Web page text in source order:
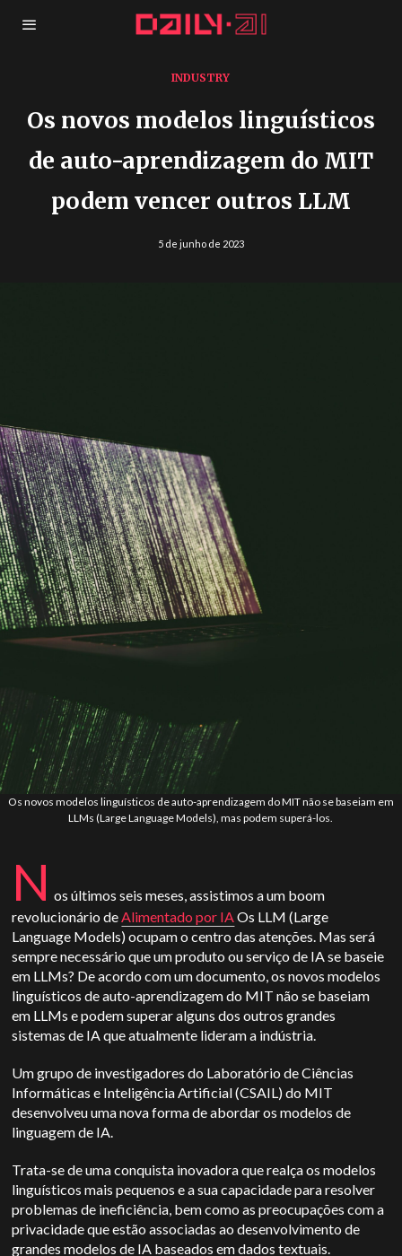
INDUSTRY
Os novos modelos linguísticos
de auto-aprendizagem do MIT
podem vencer outros LLM
5 de junho de 2023
Os novos modelos linguísticos de auto-aprendizagem do MIT não se baseiam em
LLMs (Large Language Models), mas podem superá-los.
N os últimos seis meses, assistimos a um boom
revolucionário deAlimentado por IAOs LLM (Large
Language Models) ocupam o centro das atenções. Mas será
sempre necessário que um produto ou serviço de IA se baseie
em LLMs? De acordo com um documento, os novos modelos
linguísticos de auto-aprendizagem do MIT não se baseiam
em LLMs e podem superar alguns dos outros grandes
sistemas de IA que atualmente lideram a indústria.
Um grupo de investigadores do Laboratório de Ciências
Informáticas e Inteligência Artificial (CSAIL) do MIT
desenvolveu uma nova forma de abordar os modelos de
linguagem de IA.
Trata-se de uma conquista inovadora que realça os modelos
linguísticos mais pequenos e a sua capacidade para resolver
problemas de ineficiência, bem como as preocupações com a
privacidade que estão associadas ao desenvolvimento de
grandes modelos de IA baseados em dados textuais.